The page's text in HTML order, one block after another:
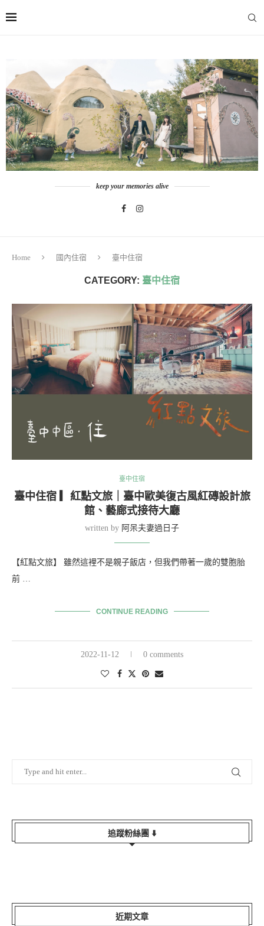
keep your memories alive
Home 國內住宿 臺中住宿
CATEGORY: 臺中住宿
臺中住宿
臺中住宿 ▎紅點文旅｜臺中歐美復古風紅磚設計旅
館、藝廊式接待大廳
written by 阿呆夫妻過日子
【紅點文旅】 雖然這裡不是親子飯店，但我們帶著一歲的雙胞胎
前 …
CONTINUE READING
2022-11-12 0 comments
追蹤粉絲團 ⬇️
近期文章